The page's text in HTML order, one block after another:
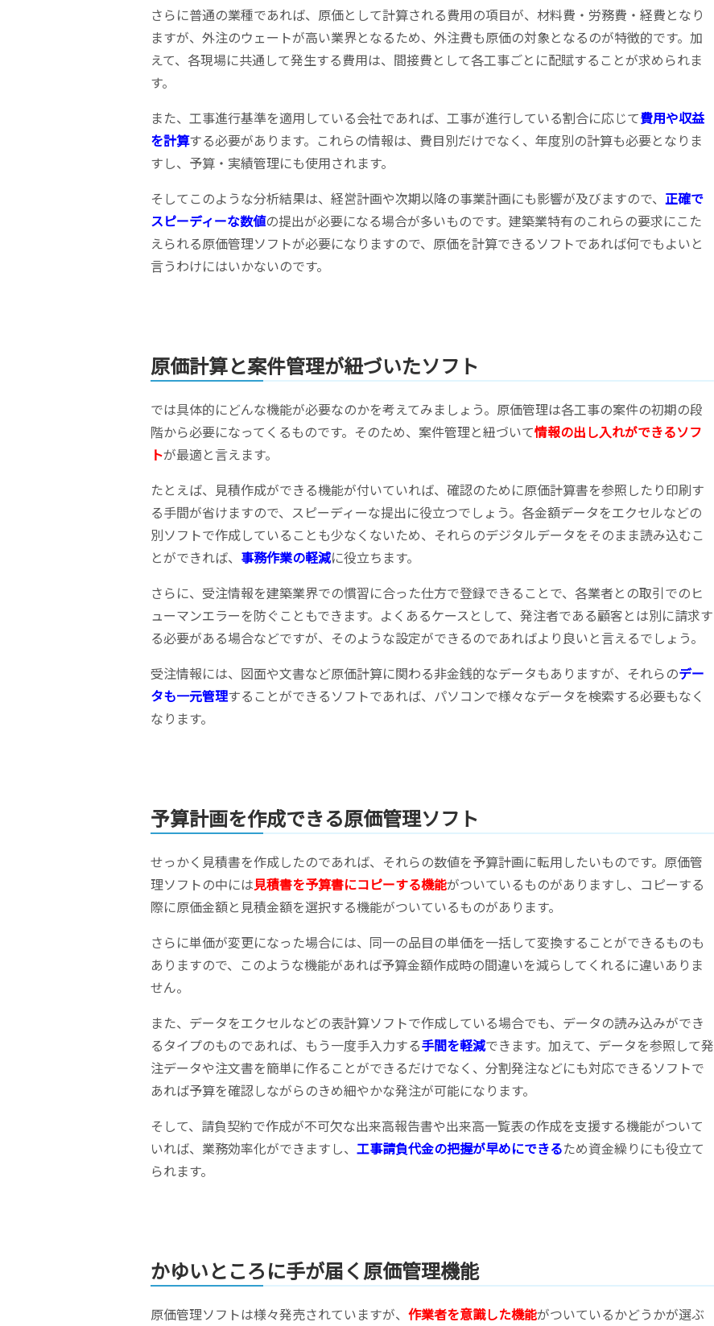
さらに普通の業種であれば、原価として計算される費用の項目が、材料費・労務費・経費となり
ますが、外注のウェートが高い業界となるため、外注費も原価の対象となるのが特徴的です。加
えて、各現場に共通して発生する費用は、間接費として各工事ごとに配賦することが求められま
す。
また、工事進行基準を適用している会社であれば、工事が進行している割合に応じて費用や収益
を計算する必要があります。これらの情報は、費目別だけでなく、年度別の計算も必要となりま
すし、予算・実績管理にも使用されます。
そしてこのような分析結果は、経営計画や次期以降の事業計画にも影響が及びますので、正確で
スピーディーな数値の提出が必要になる場合が多いものです。建築業特有のこれらの要求にこた
えられる原価管理ソフトが必要になりますので、原価を計算できるソフトであれば何でもよいと
言うわけにはいかないのです。
原価計算と案件管理が紐づいたソフト
では具体的にどんな機能が必要なのかを考えてみましょう。原価管理は各工事の案件の初期の段
階から必要になってくるものです。そのため、案件管理と紐づいて情報の出し入れができるソフ
トが最適と言えます。
たとえば、見積作成ができる機能が付いていれば、確認のために原価計算書を参照したり印刷す
る手間が省けますので、スピーディーな提出に役立つでしょう。各金額データをエクセルなどの
別ソフトで作成していることも少なくないため、それらのデジタルデータをそのまま読み込むこ
とができれば、 事務作業の軽減に役立ちます。
さらに、受注情報を建築業界での慣習に合った仕方で登録できることで、各業者との取引でのヒ
ューマンエラーを防ぐこともできます。よくあるケースとして、発注者である顧客とは別に請求す
る必要がある場合などですが、そのような設定ができるのであればより良いと言えるでしょう。
受注情報には、図面や文書など原価計算に関わる非金銭的なデータもありますが、それらのデー
タも一元管理することができるソフトであれば、パソコンで様々なデータを検索する必要もなく
なります。
予算計画を作成できる原価管理ソフト
せっかく見積書を作成したのであれば、それらの数値を予算計画に転用したいものです。原価管
理ソフトの中には見積書を予算書にコピーする機能がついているものがありますし、コピーする
際に原価金額と見積金額を選択する機能がついているものがあります。
さらに単価が変更になった場合には、同一の品目の単価を一括して変換することができるものも
ありますので、このような機能があれば予算金額作成時の間違いを減らしてくれるに違いありま
せん。
また、データをエクセルなどの表計算ソフトで作成している場合でも、データの読み込みができ
るタイプのものであれば、もう一度手入力する手間を軽減できます。加えて、データを参照して発
注データや注文書を簡単に作ることができるだけでなく、分割発注などにも対応できるソフトで
あれば予算を確認しながらのきめ細やかな発注が可能になります。
そして、請負契約で作成が不可欠な出来高報告書や出来高一覧表の作成を支援する機能がついて
いれば、業務効率化ができますし、工事請負代金の把握が早めにできるため資金繰りにも役立て
られます。
かゆいところに手が届く原価管理機能
原価管理ソフトは様々発売されていますが、作業者を意識した機能がついているかどうかが選ぶ